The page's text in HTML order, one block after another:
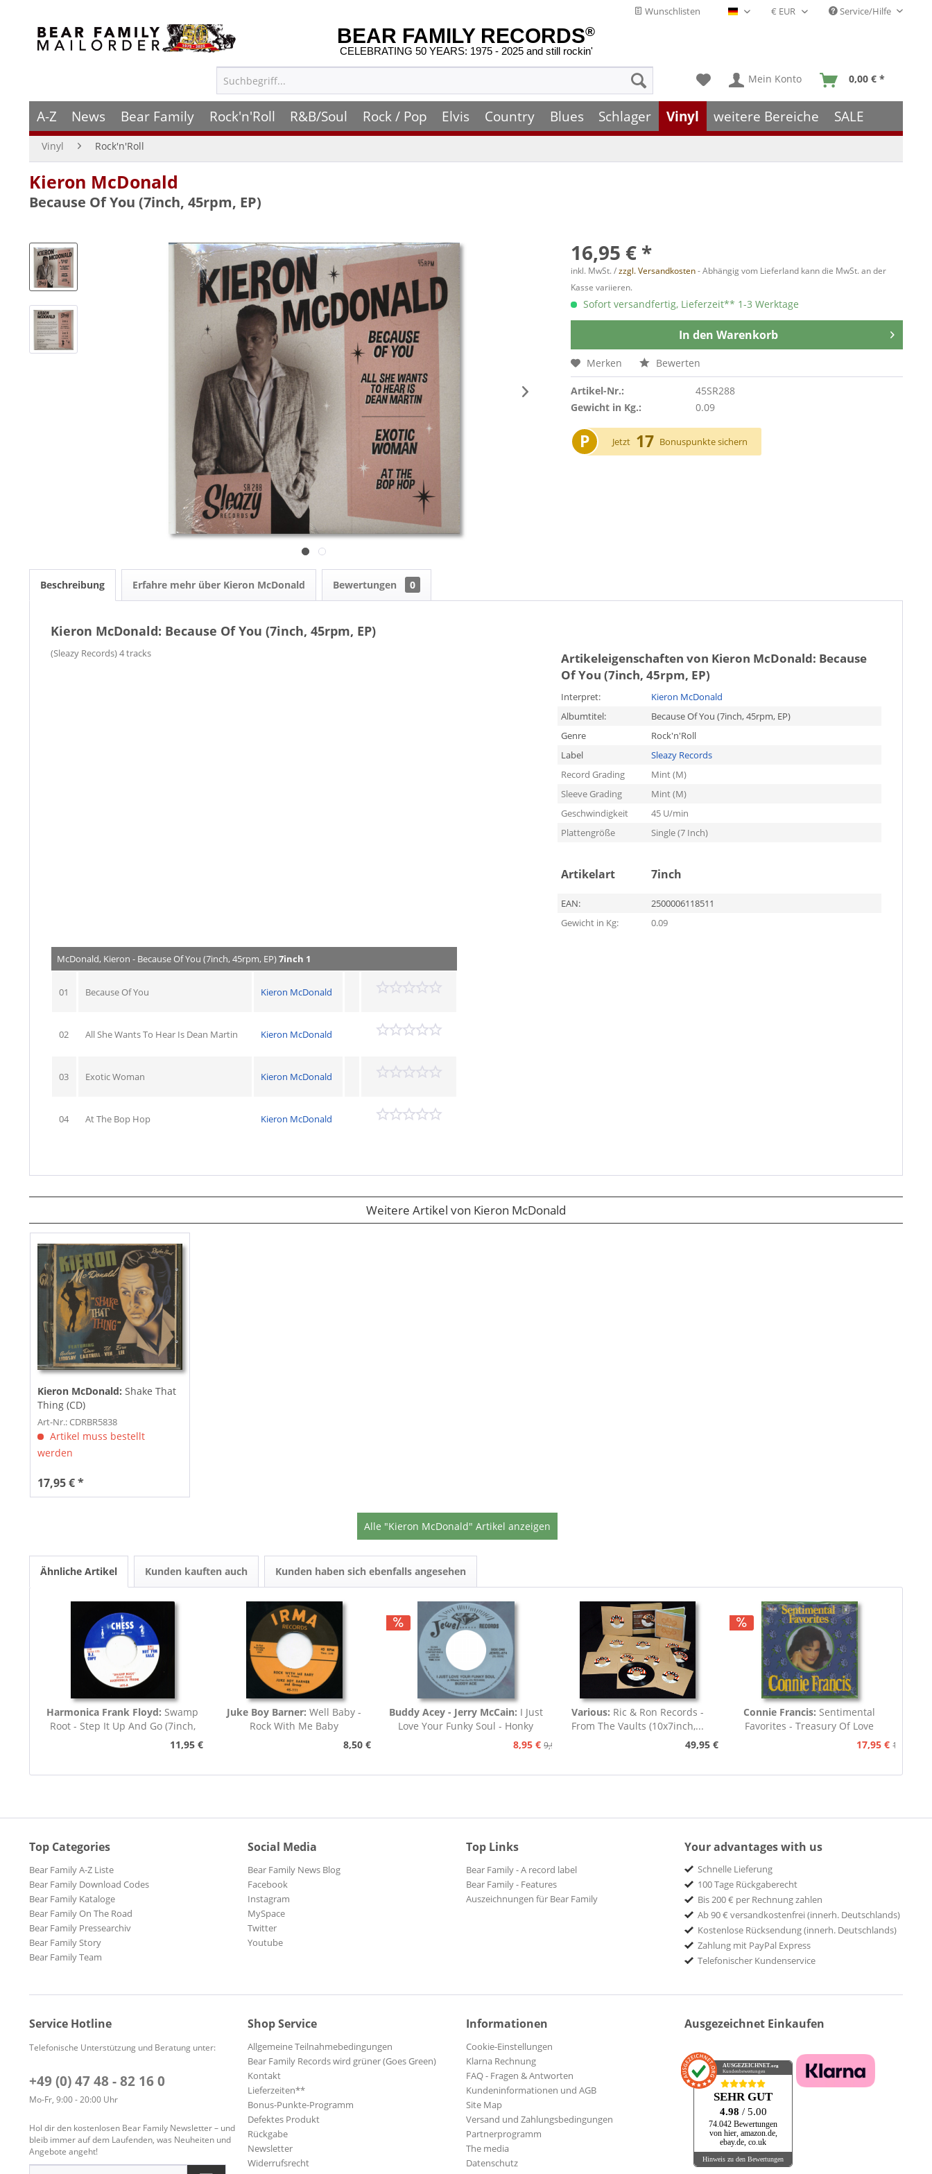
Wunschlisten Deutsch - DE Service/Hilfe
BEAR FAMILY RECORDS®
CELEBRATING 50 YEARS: 1975 - 2025 and still rockin'
Mein Konto 0,00 € *
A-Z News Bear Family Rock'n'Roll R&B/Soul Rock / Pop Elvis Country Blues Schlager Vinyl weitere Bereiche SALE
Vinyl Rock'n'Roll
Kieron McDonald
Because Of You (7inch, 45rpm, EP)
16,95 € *
inkl. MwSt. /zzgl. Versandkosten- Abhängig vom Lieferland kann die MwSt. an der
Kasse variieren.
Sofort versandfertig, Lieferzeit** 1-3 Werktage
In den Warenkorb
Merken Bewerten
Artikel-Nr.:
45SR288
Gewicht in Kg.:
0.09
P Jetzt 17 Bonuspunkte sichern
Beschreibung Erfahre mehr über Kieron McDonald Bewertungen 0
Kieron McDonald: Because Of You (7inch, 45rpm, EP)
(Sleazy Records) 4 tracks Artikeleigenschaften von Kieron McDonald: Because
Of You (7inch, 45rpm, EP)
Interpret:
Kieron McDonald
Albumtitel:
Because Of You (7inch, 45rpm, EP)
Genre
Rock'n'Roll
Label
Sleazy Records
Record Grading
Mint (M)
Sleeve Grading
Mint (M)
Geschwindigkeit
45 U/min
Plattengröße
Single (7 Inch)
Artikelart 7inch
EAN:
2500006118511
Gewicht in Kg:
0.09
McDonald, Kieron - Because Of You (7inch, 45rpm, EP)7inch 1
01 Because Of You Kieron McDonald
02 All She Wants To Hear Is Dean Martin Kieron McDonald
03 Exotic Woman Kieron McDonald
04 At The Bop Hop Kieron McDonald
Weitere Artikel von Kieron McDonald
Kieron McDonald: Shake That
Thing (CD)
Art-Nr.: CDRBR5838
Artikel muss bestellt
werden
17,95 € *
Alle "Kieron McDonald" Artikel anzeigen
Ähnliche Artikel Kunden kauften auch Kunden haben sich ebenfalls angesehen
Harmonica Frank Floyd: Swamp
Root - Step It Up And Go (7inch,
11,95 €
Juke Boy Barner:Well Baby -
Rock With Me Baby
8,50 €
Buddy Acey - Jerry McCain: I Just
Love Your Funky Soul - Honky
8,95 € 9,95 €
Various: Ric & Ron Records -
From The Vaults (10x7inch,...
49,95 €
Connie Francis: Sentimental
Favorites - Treasury Of Love
17,95 € 19,95 €
Top Categories
Bear Family A-Z Liste
Bear Family Download Codes
Bear Family Kataloge
Bear Family On The Road
Bear Family Pressearchiv
Bear Family Story
Bear Family Team
Social Media
Bear Family News Blog
Facebook
Instagram
MySpace
Twitter
Youtube
Top Links
Bear Family - A record label
Bear Family - Features
Auszeichnungen für Bear Family
Your advantages with us
Schnelle Lieferung
100 Tage Rückgaberecht
Bis 200 € per Rechnung zahlen
Ab 90 € versandkostenfrei (innerh. Deutschlands)
Kostenlose Rücksendung (innerh. Deutschlands)
Zahlung mit PayPal Express
Telefonischer Kundenservice
Service Hotline
Telefonische Unterstützung und Beratung unter:
+49 (0) 47 48 - 82 16 0
Mo-Fr, 9:00 - 20:00 Uhr
Hol dir den kostenlosen Bear Family Newsletter – und
bleib immer auf dem Laufenden, was Neuheiten und
Angebote angeht!
Shop Service
Allgemeine Teilnahmebedingungen
Bear Family Records wird grüner (Goes Green)
Kontakt
Lieferzeiten**
Bonus-Punkte-Programm
Defektes Produkt
Rückgabe
Newsletter
Widerrufsrecht
Informationen
Cookie-Einstellungen
Klarna Rechnung
FAQ - Fragen & Antworten
Kundeninformationen und AGB
Site Map
Versand und Zahlungsbedingungen
Partnerprogramm
The media
Datenschutz
Ausgezeichnet Einkaufen
AUSGEZEICHNET .org
Kundenbewertungen
SEHR GUT
4.98 / 5.00
74.042 Bewertungen
von hier, amazon.de,
ebay.de, co.uk
Hinweis zu den Bewertungen